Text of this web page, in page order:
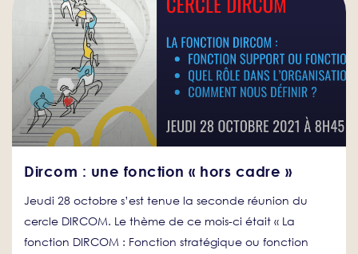
Dircom : une fonction « hors cadre »
Jeudi 28 octobre s’est tenue la seconde réunion du
cercle DIRCOM. Le thème de ce mois-ci était « La
fonction DIRCOM : Fonction stratégique ou fonction